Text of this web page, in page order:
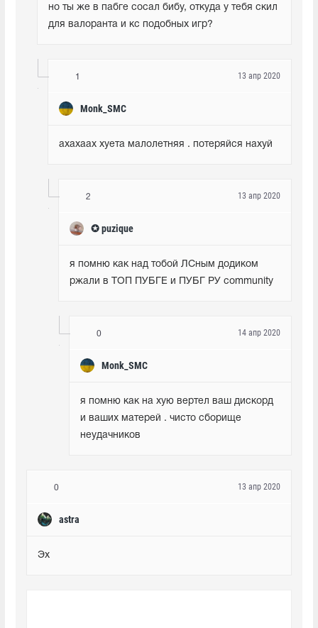
но ты же в пабге сосал бибу, откуда у тебя скил
для валоранта и кс подобных игр?
1
Monk_SMC
13 апр 2020
ахахаах хуета малолетняя . потеряйся нахуй
2
✪ puzique
13 апр 2020
я помню как над тобой ЛСным додиком
ржали в ТОП ПУБГЕ и ПУБГ РУ community
0
Monk_SMC
14 апр 2020
я помню как на хую вертел ваш дискорд
и ваших матерей . чисто сборище
неудачников
0
astra
13 апр 2020
Эх